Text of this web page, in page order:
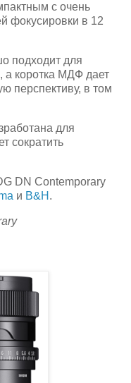
с очень
фокусировки в 12
подходит для
а коротка МДФ дает
перспективу, в том
для
сократить
DN Contemporary
и B&H .